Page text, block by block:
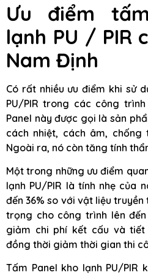
Ưu điểm
lạnh PU / PIR
Nam Định
Có rất nhiều ưu điểm khi sử
PU/PIR trong các công
Panel này được gọi là sản
cách nhiệt, cách âm,
Ngoài ra, nó còn tăng tính
Một trong những ưu điểm
lạnh PU/PIR là tính nhẹ của
đến 36% so với vật liệu
trọng cho công trình lên
giảm chi phí kết cấu và tiết
đồng thời giảm thời gian thi
Tấm Panel kho lạnh PU/PIR